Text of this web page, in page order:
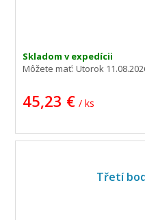
Skladom v expedícii
Môžete mať:Utorok
45,23 € / ks
Třetí